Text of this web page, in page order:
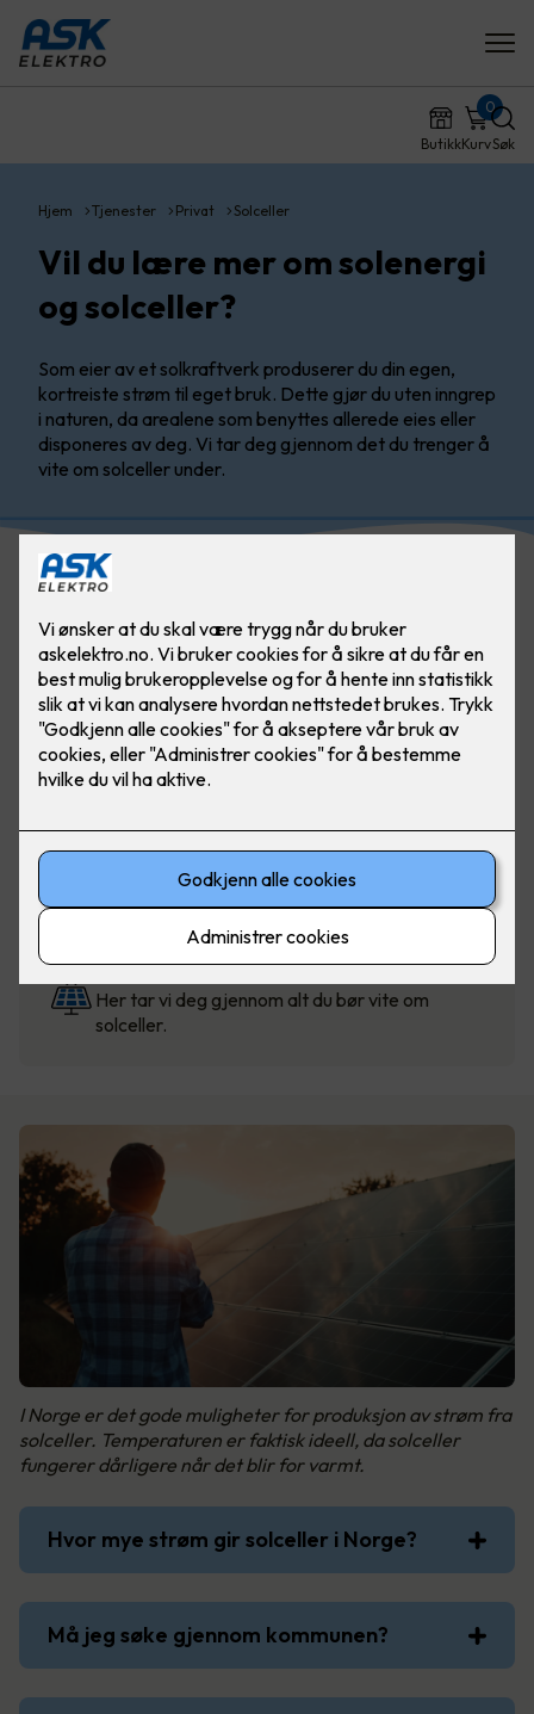
ButikkKurv
0
Søk
Hjem Tjenester Privat Solceller
Vil du lære mer om solenergi
og solceller?
Som eier av et solkraftverk produserer du din egen,
kortreiste strøm til eget bruk. Dette gjør du uten inngrep
i naturen, da arealene som benyttes allerede eies eller
disponeres av deg. Vi tar deg gjennom det du trenger å
vite om solceller under.
Solcellekalkulator
Beregn pris for solceller til bolig, fritidsbolig og
mindre næringsbygg.
Solcellestøtte fra Enova
Visste du at du kan få støtte når du velger
klimasmarte løsninger?
Hva er fordelene med solceller?
Her tar vi deg gjennom alt du bør vite om
solceller.
I Norge er det gode muligheter for produksjon av strøm fra
solceller. Temperaturen er faktisk ideell, da solceller
fungerer dårligere når det blir for varmt.
Hvor mye strøm gir solceller i Norge?
Må jeg søke gjennom kommunen?